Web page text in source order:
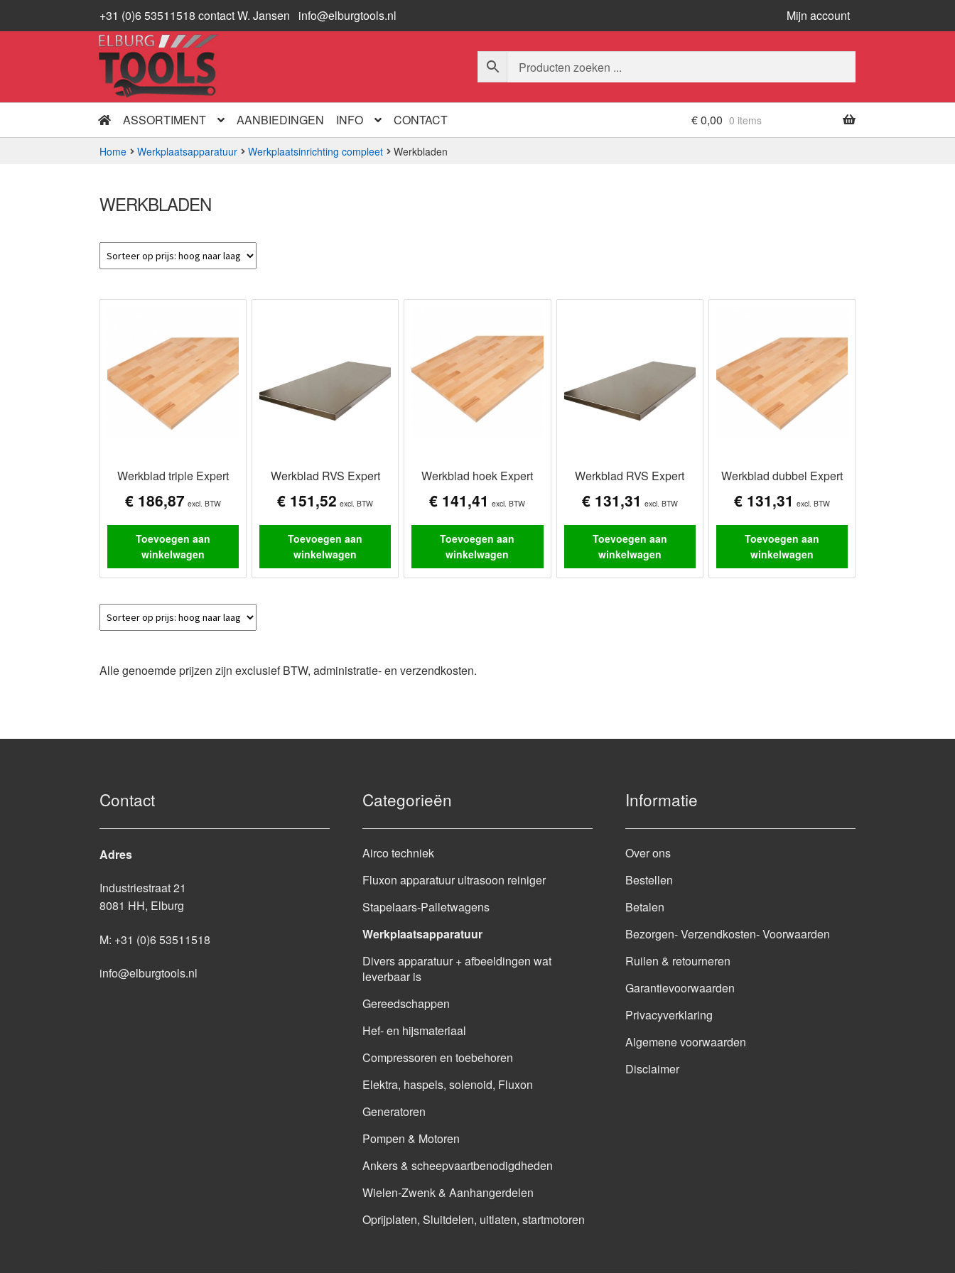
+31 (0)6 53511518 contact W. Jansen info@elburgtools.nl
Mijn account
Ga
door
naar
navigatie
Ga
naar
inhoud
ASSORTIMENT
AANBIEDINGEN INFO CONTACT €0,00 0 items
Home Werkplaatsapparatuur Werkplaatsinrichting compleet Werkbladen
WERKBLADEN
Werkblad triple Expert
€ 186,87 excl. BTW
Toevoegen aan
winkelwagen
Werkblad RVS Expert
€ 151,52 excl. BTW
Toevoegen aan
winkelwagen
Werkblad hoek Expert
€ 141,41 excl. BTW
Toevoegen aan
winkelwagen
Werkblad RVS Expert
€131,31 excl. BTW
Toevoegen aan
winkelwagen
Werkblad dubbel Expert
€131,31 excl. BTW
Toevoegen aan
winkelwagen
Alle genoemde prijzen zijn exclusief BTW, administratie- en verzendkosten.
Contact
Adres
Industriestraat 21
8081 HH, Elburg
M: +31 (0)6 53511518
info@elburgtools.nl
Categorieën
Airco techniek
Fluxon apparatuur ultrasoon reiniger
Stapelaars-Palletwagens
Werkplaatsapparatuur
Divers apparatuur + afbeeldingen wat
leverbaar is
Gereedschappen
Hef- en hijsmateriaal
Compressoren en toebehoren
Elektra, haspels, solenoid, Fluxon
Generatoren
Pompen & Motoren
Ankers & scheepvaartbenodigdheden
Wielen-Zwenk & Aanhangerdelen
Oprijplaten, Sluitdelen, uitlaten, startmotoren
Informatie
Over ons
Bestellen
Betalen
Bezorgen- Verzendkosten- Voorwaarden
Ruilen & retourneren
Garantievoorwaarden
Privacyverklaring
Algemene voorwaarden
Disclaimer